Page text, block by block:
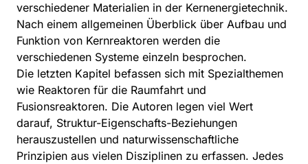
verschiedener Materialien in der Kernenergietechnik.
Nach einem allgemeinen Überblick über Aufbau und
Funktion von Kernreaktoren werden die
verschiedenen Systeme einzeln besprochen.
Die letzten Kapitel befassen sich mit Spezialthemen
wie Reaktoren für die Raumfahrt und
Fusionsreaktoren. Die Autoren legen viel Wert
darauf, Struktur-Eigenschafts-Beziehungen
herauszustellen und naturwissenschaftliche
Prinzipien aus vielen Disziplinen zu erfassen. Jedes